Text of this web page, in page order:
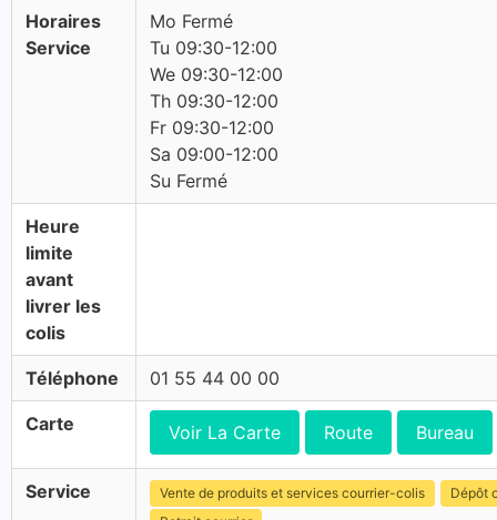
Horaires
Service
Mo Fermé
Tu 09:30-12:00
We 09:30-12:00
Th 09:30-12:00
Fr 09:30-12:00
Sa 09:00-12:00
Su Fermé
Heure
limite
avant
livrer les
colis
Téléphone 01 55 44 00 00
Carte Voir La Carte Route Bureau
Service Vente de produits et services courrier-colis
Dépôt